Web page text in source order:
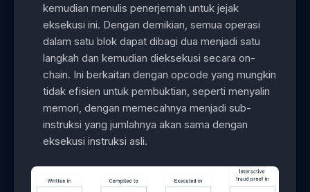
kemudian menulis penerjemah untuk jejak
eksekusi ini. Dengan demikian, semua operasi
dalam satu blok dapat dibagi dua menjadi satu
langkah dan kemudian dieksekusi secara on-
chain. Ini berkaitan dengan opcode yang mungkin
tidak efisien untuk pembuktian, seperti menyalin
memori, dengan memecahnya menjadi sub-
instruksi yang jumlahnya akan sama dengan
eksekusi instruksi asli.